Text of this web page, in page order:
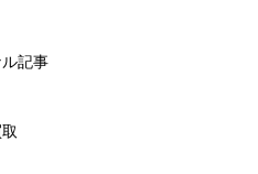
記事